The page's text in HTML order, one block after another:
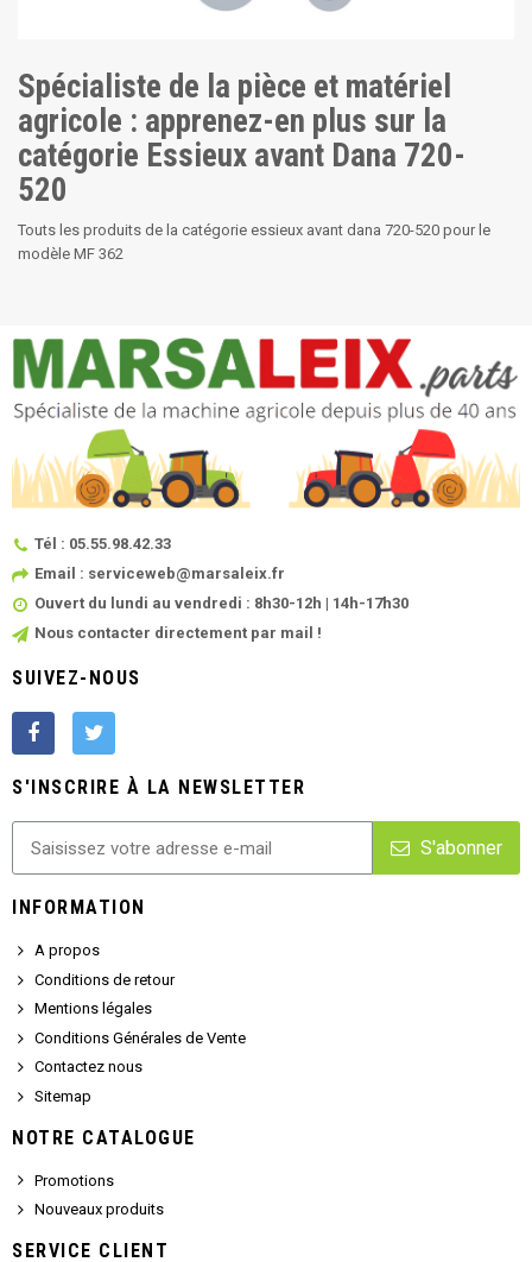
Spécialiste de la pièce et matériel
agricole : apprenez-en plus sur la
catégorie Essieux avant Dana 720-
520
Touts les produits de la catégorie essieux avant dana 720-520 pour le
modèle MF 362
Tél : 05.55.98.42.33
Email : serviceweb@marsaleix.fr
Ouvert du lundi au vendredi : 8h30-12h | 14h-17h30
Nous contacter directement par mail !
SUIVEZ-NOUS
S'INSCRIRE À LA NEWSLETTER
S'abonner
INFORMATION
A propos
Conditions de retour
Mentions légales
Conditions Générales de Vente
Contactez nous
Sitemap
NOTRE CATALOGUE
Promotions
Nouveaux produits
SERVICE CLIENT